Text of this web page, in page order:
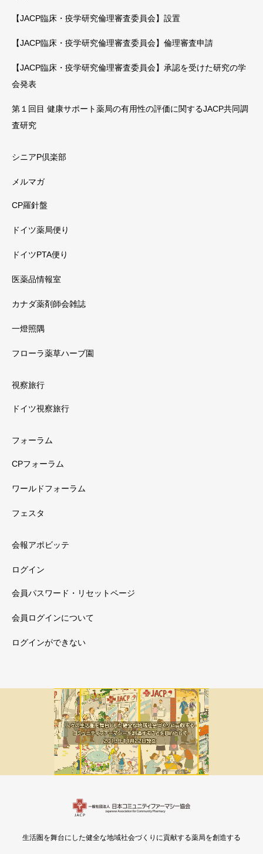
【JACP臨床・疫学研究倫理審査委員会】設置
【JACP臨床・疫学研究倫理審査委員会】倫理審査申請
【JACP臨床・疫学研究倫理審査委員会】承認を受けた研究の学
会発表
第１回目 健康サポート薬局の有用性の評価に関するJACP共同調
査研究
シニアP倶楽部
メルマガ
CP羅針盤
ドイツ薬局便り
ドイツPTA便り
医薬品情報室
カナダ薬剤師会雑誌
一燈照隅
フローラ薬草ハーブ園
視察旅行
ドイツ視察旅行
フォーラム
CPフォーラム
ワールドフォーラム
フェスタ
会報アポビッテ
ログイン
会員パスワード・リセットページ
会員ログインについて
ログインができない
会員限定
生活圏を舞台にした健全な地域社会づくりに貢献する薬局を創造する